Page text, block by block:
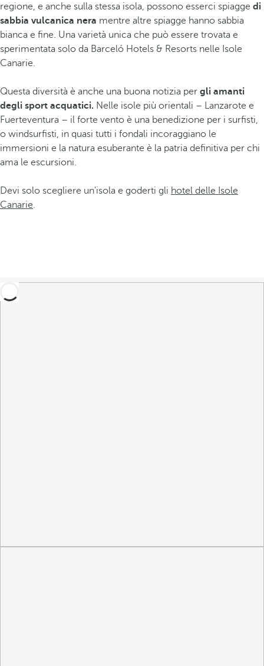
regione, e anche sulla stessa isola, possono esserci spiagge di
sabbia vulcanica nera mentre altre spiagge hanno sabbia
bianca e fine. Una varietà unica che può essere trovata e
sperimentata solo da Barceló Hotels & Resorts nelle Isole
Canarie.
Questa diversità è anche una buona notizia per gli amanti
degli sport acquatici. Nelle isole più orientali – Lanzarote e
Fuerteventura – il forte vento è una benedizione per i surfisti,
o windsurfisti, in quasi tutti i fondali incoraggiano le
immersioni e la natura esuberante è la patria definitiva per chi
ama le escursioni.
Devi solo scegliere un'isola e goderti gli hotel delle Isole
Canarie.